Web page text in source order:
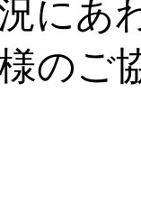
にあ
のご